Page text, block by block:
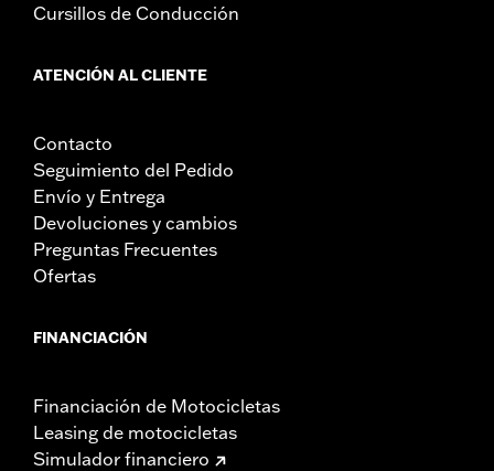
Cursillos de Conducción
ATENCIÓN AL CLIENTE
Contacto
Seguimiento del Pedido
Envío y Entrega
Devoluciones y cambios
Preguntas Frecuentes
Ofertas
FINANCIACIÓN
Financiación de Motocicletas
Leasing de motocicletas
Simulador financiero